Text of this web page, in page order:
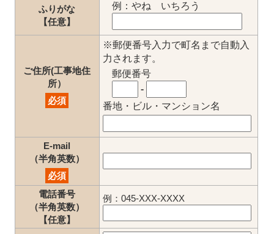
ふりがな
【任意】
例：やね いちろう
ご住所(工事地住
所）
必須
※郵便番号入力で町名まで自動入
力されます。
郵便番号
-
番地・ビル・マンション名
E-mail
（半角英数）
必須
電話番号
（半角英数）
【任意】
例：045-XXX-XXXX